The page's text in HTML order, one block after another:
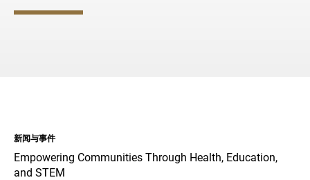
文件
新闻与事件
Empowering Communities Through Health, Education,
and STEM